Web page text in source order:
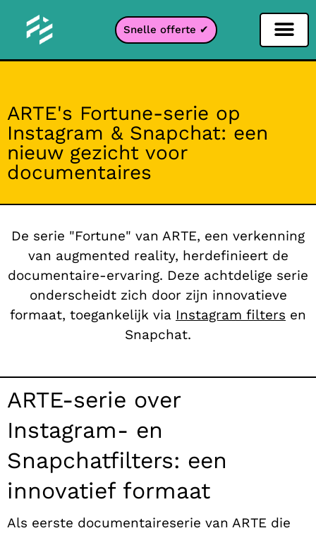
Snelle offerte ✔
ARTE's Fortune-serie op
Instagram & Snapchat: een
nieuw gezicht voor
documentaires
De serie "Fortune" van ARTE, een verkenning
van augmented reality, herdefinieert de
documentaire-ervaring. Deze achtdelige serie
onderscheidt zich door zijn innovatieve
formaat, toegankelijk via Instagram filters en
Snapchat.
ARTE-serie over
Instagram- en
Snapchatfilters: een
innovatief formaat
Als eerste documentaireserie van ARTE die